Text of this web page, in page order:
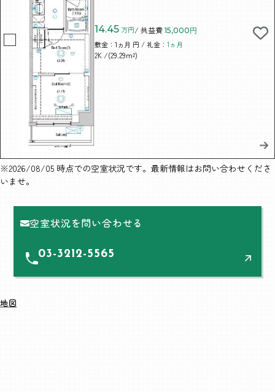
14.45 万円/ 共益費 15,000円
敷金：1ヵ月 円 / 礼金：1ヵ月
2K /(29.29m²)
※2026/08/05 時点での空室状況です。最新情報はお問い合わせくださ
いませ。
空室状況を問い合わせる
03-3212-5565
地図